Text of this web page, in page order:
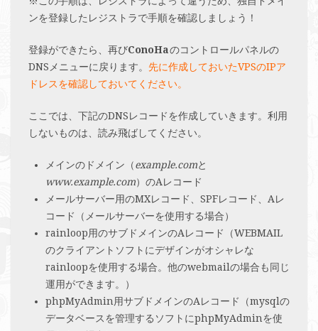
ンを登録したレジストラで手順を確認しましょう！
登録ができたら、再びConoHaのコントロールパネルの
DNSメニューに戻ります。 先に作成しておいたVPSのIPア
ドレスを確認しておいてください。
ここでは、下記のDNSレコードを作成していきます。利用
しないものは、読み飛ばしてください。
メインのドメイン（example.comと
www.example.com）のAレコード
メールサーバー用のMXレコード、SPFレコード、Aレ
コード（メールサーバーを使用する場合）
rainloop用のサブドメインのAレコード（WEBMAIL
のクライアントソフトにデザインがオシャレな
rainloopを使用する場合。他のwebmailの場合も同じ
運用ができます。）
phpMyAdmin用サブドメインのAレコード（mysqlの
データベースを管理するソフトにphpMyAdminを使